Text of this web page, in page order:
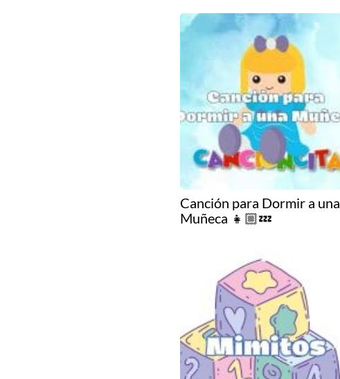
Canción para Dormir a una
Muñeca 👧🏼💤